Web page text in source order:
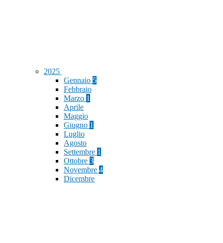
2025
Gennaio 5
Febbraio
Marzo 1
Aprile
Maggio
Giugno 1
Luglio
Agosto
Settembre 1
Ottobre 3
Novembre 4
Dicembre